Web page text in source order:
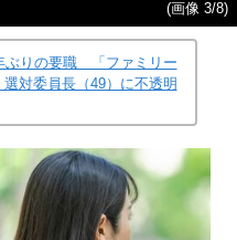
(画像 3/8)
ぶりの要職 「ファミリー
対委員長（49）に不透明